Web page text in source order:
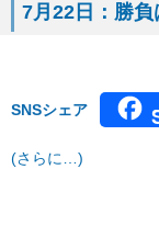
7月22日：勝
SNSシェア
(さらに…)